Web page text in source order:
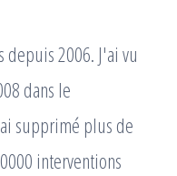
2006. J'ai vu
dans le
supprimé plus de
interventions